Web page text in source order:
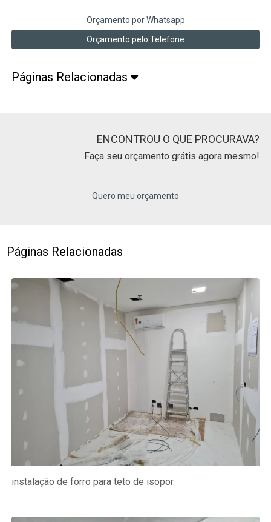
Orçamento por Whatsapp
Orçamento pelo Telefone
Páginas Relacionadas
ENCONTROU O QUE PROCURAVA?
Faça seu orçamento grátis agora mesmo!
Quero meu orçamento
Páginas Relacionadas
instalação de forro para teto de isopor